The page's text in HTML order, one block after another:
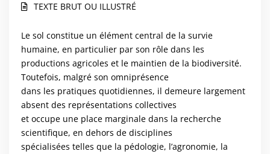
TEXTE BRUT OU ILLUSTRÉ
Le sol constitue un élément central de la survie
humaine, en particulier par son rôle dans les
productions agricoles et le maintien de la biodiversité.
Toutefois, malgré son omniprésence
dans les pratiques quotidiennes, il demeure largement
absent des représentations collectives
et occupe une place marginale dans la recherche
scientifique, en dehors de disciplines
spécialisées telles que la pédologie, l’agronomie, la